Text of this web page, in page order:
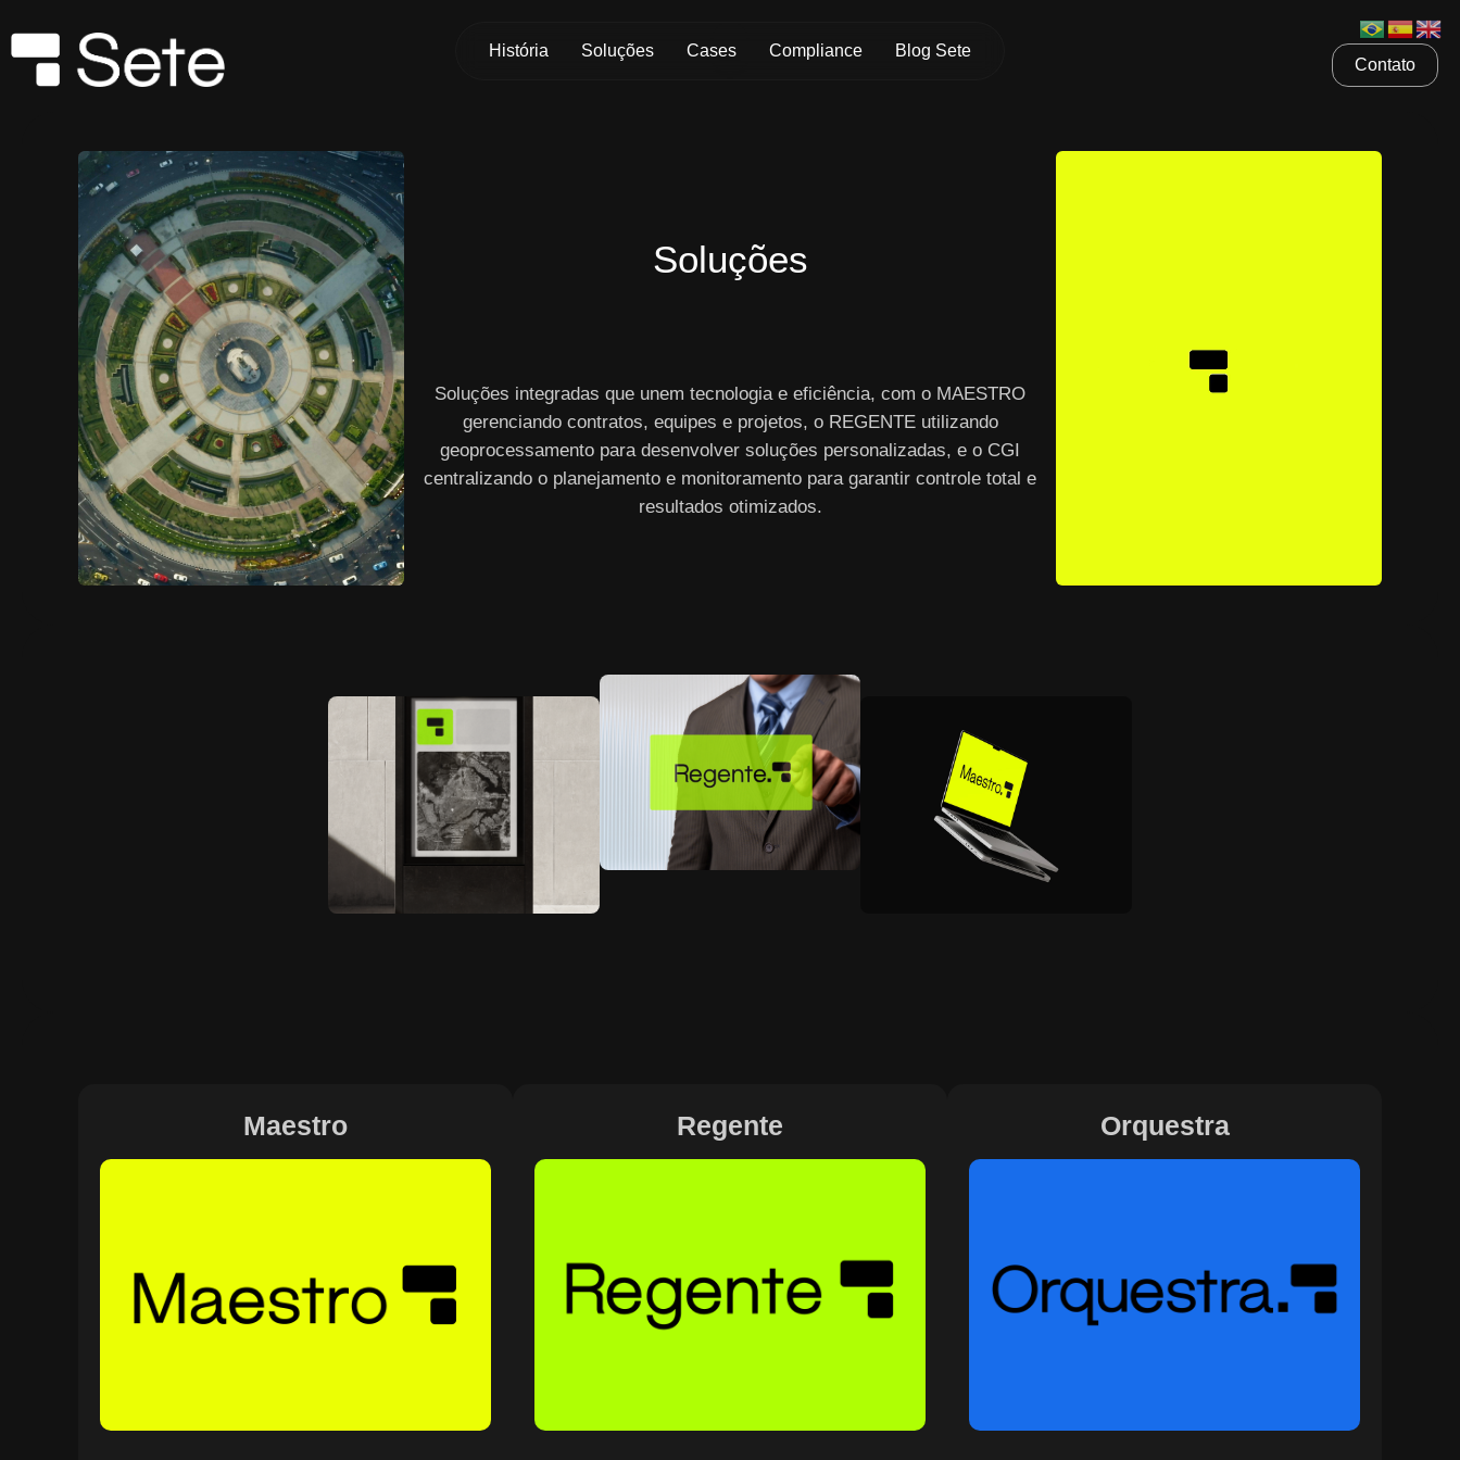
História Soluções Cases Compliance Blog Sete
Contato
Soluções
Soluções integradas que unem tecnologia e eficiência, com o MAESTRO
gerenciando contratos, equipes e projetos, o REGENTE utilizando
geoprocessamento para desenvolver soluções personalizadas, e o CGI
centralizando o planejamento e monitoramento para garantir controle total e
resultados otimizados.
Maestro Regente Orquestra